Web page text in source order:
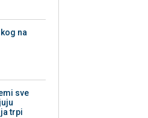
na
sve
trpi